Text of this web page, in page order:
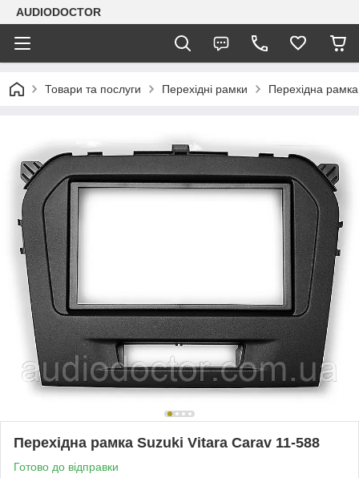
AUDIODOCTOR
Товари та послуги Перехідні рамки Перехідна
Перехідна рамка Suzuki Vitara Carav 11-588
Готово до відправки